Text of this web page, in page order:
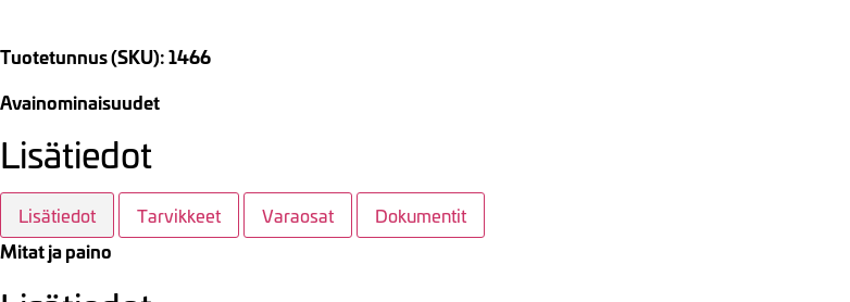
Tuotetunnus (SKU): 1466
Avainominaisuudet
Lisätiedot
Lisätiedot Tarvikkeet Varaosat Dokumentit
Mitat ja paino